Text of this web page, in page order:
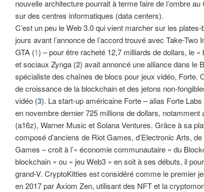
nouvelle architecture pourrait à terme faire de l’ombre
sur des centres informatiques (data centers).
C’est un peu le Web 3.0 qui vient marcher sur les
jours avant l’annonce de l’accord trouvé avec Take-Two
GTA (1) – pour être racheté 12,7 milliards de dollars, le
et sociaux Zynga (2) avait annoncé une alliance dans le
spécialiste des chaînes de blocs pour jeux vidéo, Forte.
de croissance de la blockchain et des jetons non-
vidéo (3). La start-up américaine Forte – alias Forte Labs
en novembre dernier 725 millions de dollars,
(a16z), Warner Music et Solana Ventures. Grâce à sa
composé d’anciens de Riot Games, d’Electronic Arts,
Games – croit à l’« économie communautaire » du
blockchain » ou « jeu Web3 » en soit à ses débuts, il
grand-V. CryptoKitties est considéré comme le premier
en 2017 par Axiom Zen, utilisant des NFT et la